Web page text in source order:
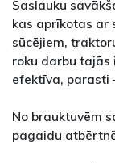
Saslauku
kas aprīkotas ar
sūcējiem,
roku darbu tajās
efektīva, parasti
No brauktuvēm
pagaidu